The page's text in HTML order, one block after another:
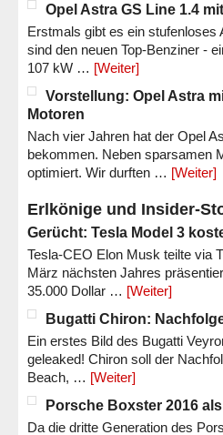
Opel Astra GS Line 1.4
Erstmals gibt es ein stufenloses
sind den neuen Top-Benziner -
107 kW … [Weiter]
Vorstellung: Opel Astra
Motoren
Nach vier Jahren hat der Opel
bekommen. Neben sparsamen
optimiert. Wir durften … [Weiter]
Erlkönige und Insider-
Gerücht: Tesla Model 3
Tesla-CEO Elon Musk teilte via
März nächsten Jahres
35.000 Dollar … [Weiter]
Bugatti Chiron:
Ein erstes Bild des Bugatti
geleaked! Chiron soll der
Beach, … [Weiter]
Porsche Boxster 2016
Da die dritte Generation des